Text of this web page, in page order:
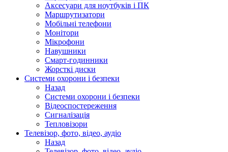
Аксесуари для ноутбуків і ПК
Маршрутизатори
Мобільні телефони
Монітори
Мікрофони
Навушники
Смарт-годинники
Жорсткі диски
Системи охорони і безпеки
Назад
Системи охорони і безпеки
Відеоспостереження
Сигналізація
Тепловізори
Телевізор, фото, відео, аудіо
Назад